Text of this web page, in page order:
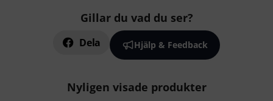
Gillar du vad du ser?
Dela Hjälp & Feedback
Nyligen visade produkter